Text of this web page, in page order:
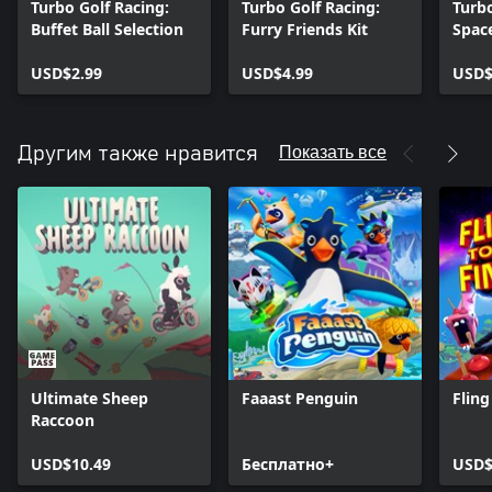
Turbo Golf Racing:
Buffet Ball Selection
USD$2.99
Turbo Golf Racing:
Furry Friends Kit
USD$4.99
Другим также нравится Показать все
Ultimate Sheep
Raccoon
USD$10.49
Faaast Penguin
Бесплатно+